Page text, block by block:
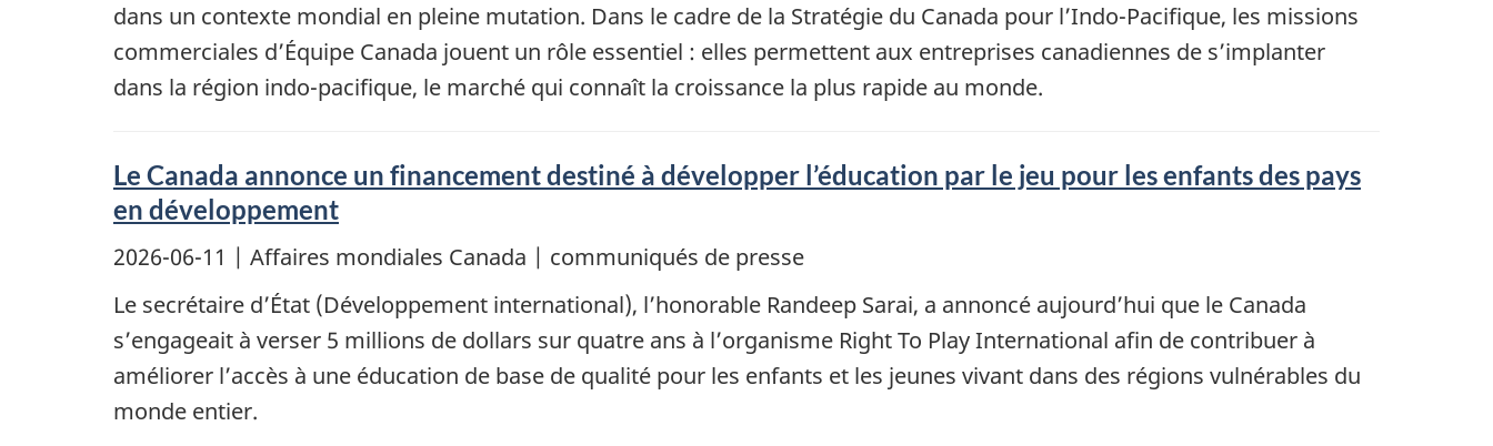
dans un contexte mondial en pleine mutation. Dans le cadre de la Stratégie du Canada pour l’Indo-Pacifique, les missions
commerciales d’Équipe Canada jouent un rôle essentiel : elles permettent aux entreprises canadiennes de s’implanter
dans la région indo-pacifique, le marché qui connaît la croissance la plus rapide au monde.
Le Canada annonce un financement destiné à développer l’éducation par le jeu pour les enfants des pays
en développement
2026-06-11 | Affaires mondiales Canada | communiqués de presse
Le secrétaire d’État (Développement international), l’honorable Randeep Sarai, a annoncé aujourd’hui que le Canada
s’engageait à verser 5 millions de dollars sur quatre ans à l’organisme Right To Play International afin de contribuer à
améliorer l’accès à une éducation de base de qualité pour les enfants et les jeunes vivant dans des régions vulnérables du
monde entier.